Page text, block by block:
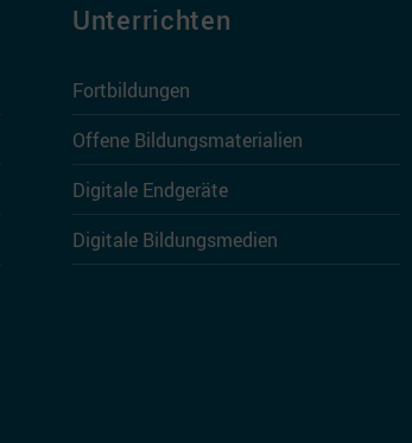
Unterrichten
Fortbildungen
Offene Bildungsmaterialien
Digitale Endgeräte
Digitale Bildungsmedien